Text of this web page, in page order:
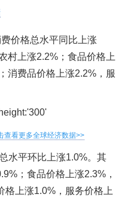
价格总水平同比上涨
村上涨2.2%；食品价格上
消费品价格上涨2.2%，服
查看更多全球经济数据>>
水平环比上涨1.0%。其
；食品价格上涨2.3%，
格上涨1.0%，服务价格上